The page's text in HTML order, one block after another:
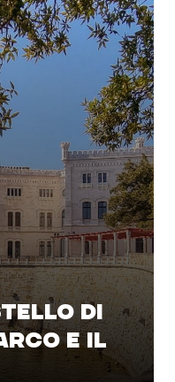
DI
E IL